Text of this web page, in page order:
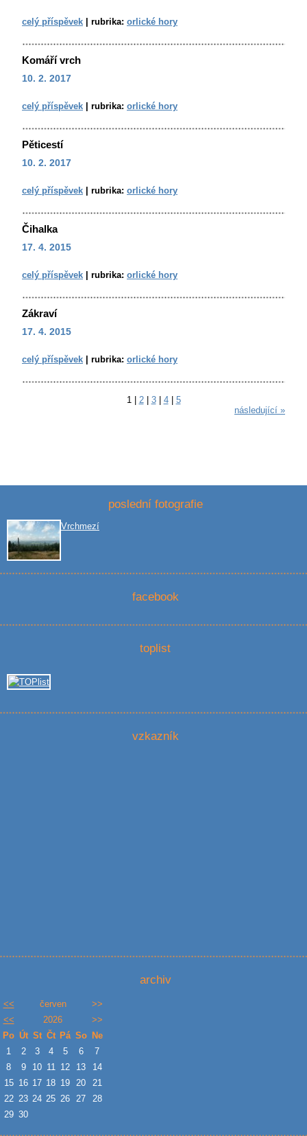
celý příspěvek rubrika: orlické hory
Komáří vrch
10. 2. 2017
celý příspěvek rubrika: orlické hory
Pěticestí
10. 2. 2017
celý příspěvek rubrika: orlické hory
Čihalka
17. 4. 2015
celý příspěvek rubrika: orlické hory
Zákraví
17. 4. 2015
celý příspěvek rubrika: orlické hory
1 2 3 4
5
následující »
poslední fotografie
Vrchmezí
facebook
toplist
vzkazník
archiv
<< červen
>>
<<
2026
>>
Po Út St Čt Pá So
Ne
1
2 3 4 5 6
7
8
9 10 11 12 13
14
15 16 17 18 19 20
21
22 23 24 25 26 27
28
29 30